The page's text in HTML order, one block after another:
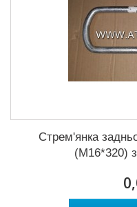
Стрем'янка
(M16*320)